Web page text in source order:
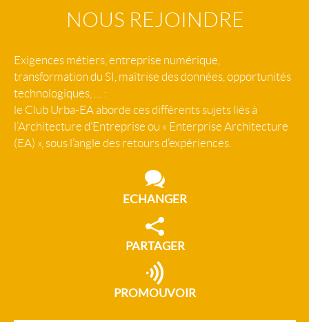
NOUS REJOINDRE
Exigences métiers, entreprise numérique,
transformation du SI, maîtrise des données, opportunités
technologiques, … :
le Club Urba-EA aborde ces différents sujets liés à
l’Architecture d’Entreprise ou « Enterprise Architecture
(EA) », sous l’angle des retours d’expériences.
ECHANGER
PARTAGER
PROMOUVOIR